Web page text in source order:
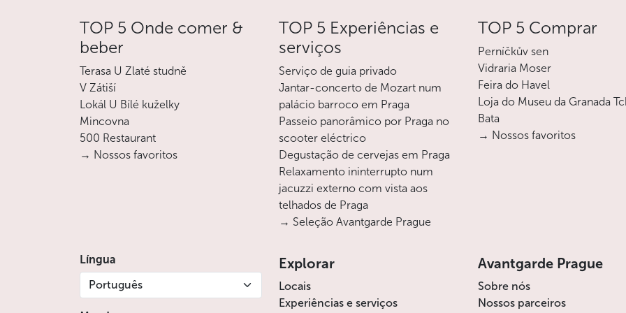
Menos
TOP 5 Onde comer &
beber
Terasa U Zlaté studně
V Zátiší
Lokál U Bílé kuželky
Mincovna
500 Restaurant
→ Nossos favoritos
TOP 5 Experiências e
serviços
Serviço de guia privado
Jantar-concerto de Mozart num
palácio barroco em Praga
Passeio panorâmico por Praga no
scooter eléctrico
Degustação de cervejas em Praga
Relaxamento ininterrupto num
jacuzzi externo com vista aos
telhados de Praga
→ Seleção Avantgarde Prague
TOP 5 Comprar
Perníčkův sen
Vidraria Moser
Feira do Havel
Loja do Museu da Granada
Bata
→ Nossos favoritos
Língua
Português
Explorar
Locais
Experiências e serviços
Avantgarde Prague
Sobre nós
Nossos parceiros